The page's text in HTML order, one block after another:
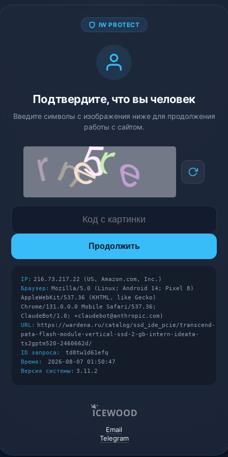
IW PROTECT
Подтвердите, что вы человек
Введите символы с изображения ниже для продолжения
работы с сайтом.
Продолжить
IP: 216.73.217.22 (US, Amazon.com, Inc.)
Браузер: Mozilla/5.0 (Linux; Android 14; Pixel 8)
AppleWebKit/537.36 (KHTML, like Gecko)
Chrome/131.0.0.0 Mobile Safari/537.36;
ClaudeBot/1.0; +claudebot@anthropic.com)
URL:
https://wardena.ru/catalog/ssd_ide_pcie/transcend-
pata-flash-module-vertical-ssd-2-gb-intern-ideata-
ts2gptm520-2460662d/
ID запроса:
td8tw1d61efq
Время:
2026-08-07 01:50:47
Версия системы: 3.11.2
Email
Telegram